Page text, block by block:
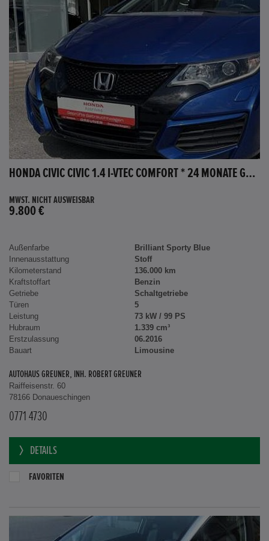
HONDA CIVIC CIVIC 1.4 I-VTEC COMFORT * 24 MONATE GARANTIE *
MWST. NICHT AUSWEISBAR
9.800 €
Außenfarbe
Brilliant Sporty Blue
Innenausstattung
Stoff
Kilometerstand
136.000 km
Kraftstoffart
Benzin
Getriebe
Schaltgetriebe
Türen
5
Leistung
73 kW / 99 PS
Hubraum
1.339 cm³
Erstzulassung
06.2016
Bauart
Limousine
AUTOHAUS GREUNER, INH. ROBERT GREUNER
Raiffeisenstr. 60
78166 Donaueschingen
0771 4730
DETAILS
FAVORITEN